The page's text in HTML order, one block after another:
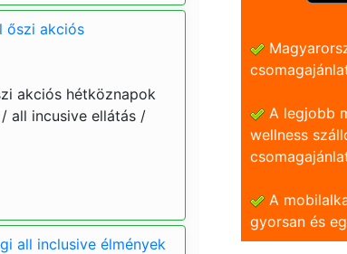
őszi akciós
akciós hétköznapok
all incusive ellátás /
all inclusive élmények
A legjobb
wellness
A
gyorsan és